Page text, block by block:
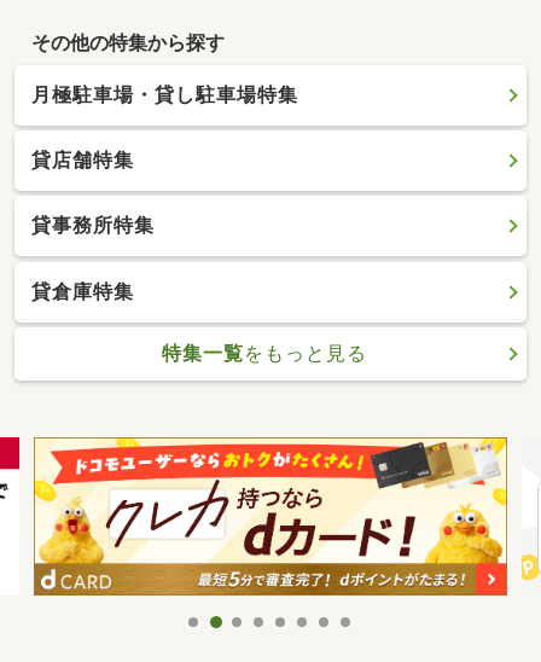
その他の特集から探す
月極駐車場・貸し駐車場特集
貸店舗特集
貸事務所特集
貸倉庫特集
特集一覧をもっと見る